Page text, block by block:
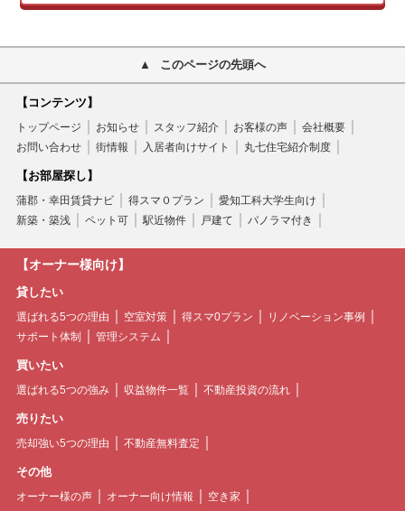
このページの先頭へ
【コンテンツ】
トップページ お知らせ スタッフ紹介 お客様の声
会社概要
お問い合わせ
街情報 入居者向けサイト 丸七住宅紹介制度
【お部屋探し】
蒲郡・幸田賃貸ナビ 得スマ０プラン
愛知工科大学生向け
新築・築浅
ペット可 駅近物件 戸建て パノラマ付き
【オーナー様向け】
貸したい
選ばれる5つの理由 空室対策 得スマ0プラン
リノベーション事例
サポート体制
管理システム
買いたい
選ばれる5つの強み 収益物件一覧 不動産投資の流れ
売りたい
売却強い5つの理由 不動産無料査定
その他
オーナー様の声 オーナー向け情報 空き家